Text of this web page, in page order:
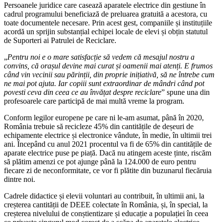
Persoanele juridice care casează aparatele electrice din gestiune în
cadrul programului beneficiază de preluarea gratuită a acestora, cu
toate documentele necesare. Prin acest gest, companiile și instituțiile
acordă un sprijin substanțial echipei locale de elevi și obțin statutul
de Suporteri ai Patrulei de Reciclare.
„Pentru noi e o mare satisfacție să vedem că mesajul nostru a
convins, că orașul devine mai curat și oamenii mai atenți. E frumos
când vin vecinii sau părinții, din proprie inițiativă, să ne întrebe cum
ne mai pot ajuta. Iar copiii sunt extraordinar de mândri când pot
povesti ceva din ceea ce au învățat despre reciclare” spune una din
profesoarele care participă de mai multă vreme la program.
Conform legilor europene pe care ni le-am asumat, până în 2020,
România trebuie să recicleze 45% din cantitățile de deșeuri de
echipamente electrice și electronice vândute, în medie, în ultimii trei
ani. Începând cu anul 2021 procentul va fi de 65% din cantitățile de
aparate electrice puse pe piață. Dacă nu atingem aceste ținte, riscăm
să plătim amenzi ce pot ajunge până la 124.000 de euro pentru
fiecare zi de neconformitate, ce vor fi plătite din buzunarul fiecăruia
dintre noi.
Cadrele didactice și elevii voluntari au contribuit, în ultimii ani, la
creșterea cantității de DEEE colectate în România, și, în special, la
creșterea nivelului de conștientizare și educație a populației în ceea